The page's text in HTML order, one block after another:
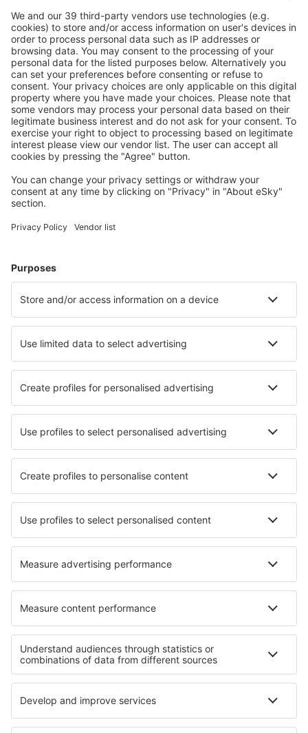
Download onze appen plan gemakkelijk uw
reizen
Vliegtickets
Verblijf
Vlucht+hotel
Hotels
Transfers
Attracties
Luchtvaartmaatschappijen
Brussels Airlines
Ryanair
Wizz Air
Tui Fly
Transavia
Over eSky
Algemene voorwaarden
Mijn boekingen
Privacykennisgeving
Ondersteuning en contact
Privacy